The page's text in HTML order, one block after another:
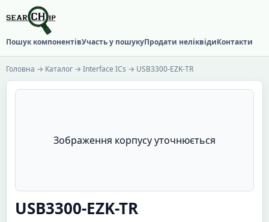
Пошук компонентівУчасть у пошукуПродати неліквідиКонтакти
Головна → Каталог → Interface ICs → USB3300-EZK-TR
Зображення корпусу уточнюється
USB3300-EZK-TR